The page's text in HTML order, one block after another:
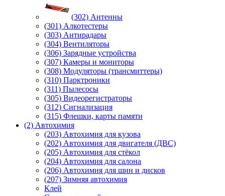
(302) Антенны
(301) Алкотестеры
(303) Антирадары
(304) Вентиляторы
(306) Зарядные устройства
(307) Камеры и мониторы
(308) Модуляторы (трансмиттеры)
(310) Парктроники
(311) Пылесосы
(305) Видеорегистраторы
(312) Сигнализация
(315) Флешки, карты памяти
(2) Автохимия
(203) Автохимия для кузова
(202) Автохимия для двигателя (ДВС)
(205) Автохимия для стёкол
(204) Автохимия для салона
(206) Автохимия для шин и дисков
(207) Зимняя автохимия
Клей